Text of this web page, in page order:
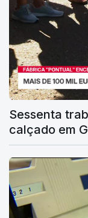
Sessenta
calçado em